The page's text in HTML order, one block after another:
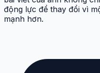
động lực để thay đổi vì
mạnh hơn.